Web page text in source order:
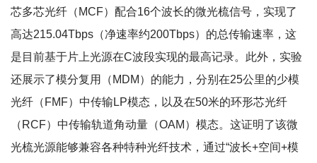
芯多芯光纤（MCF）配合16个波长的微光梳信号，实现了
高达215.04Tbps（净速率约200Tbps）的总传输速率，这
是目前基于片上光源在C波段实现的最高记录。此外，实验
还展示了模分复用（MDM）的能力，分别在25公里的少模
光纤（FMF）中传输LP模态，以及在50米的环形芯光纤
（RCF）中传输轨道角动量（OAM）模态。这证明了该微
光梳光源能够兼容各种特种光纤技术，通过“波长+空间+模